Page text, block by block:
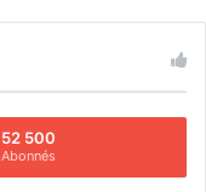
52 500
Abonnés